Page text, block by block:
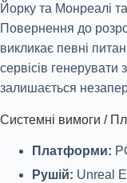
Йорку та Монреалі
Повернення до
викликає певні
сервісів генерувати
залишається
Системні вимоги /
Платформи:
Рушій: Unreal